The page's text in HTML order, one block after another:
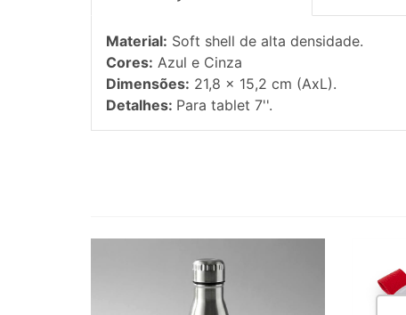
Material: Soft shell de alta densidade.
Cores: Azul e Cinza
Dimensões: 21,8 x 15,2 cm (AxL).
Detalhes: Para tablet 7''.